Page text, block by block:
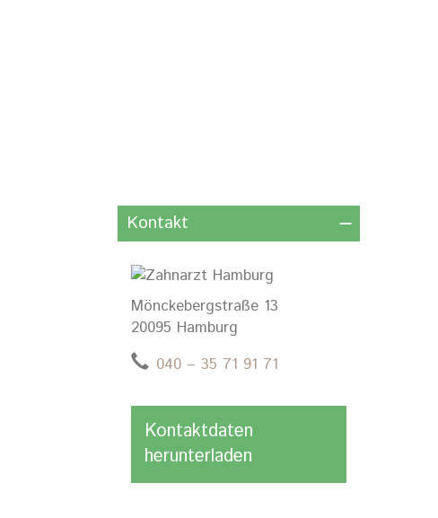
Kontakt
Mönckebergstraße 13
20095 Hamburg
040 – 35 71 91 71
Kontaktdaten
herunterladen